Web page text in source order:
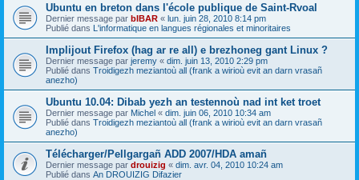
Ubuntu en breton dans l'école publique de Saint-Rvoal
Dernier message par bIBAR « lun. juin 28, 2010 8:14 pm
Publié dans L'informatique en langues régionales et minoritaires
Implijout Firefox (hag ar re all) e brezhoneg gant Linux ?
Dernier message par jeremy « dim. juin 13, 2010 2:29 pm
Publié dans Troidigezh meziantoù all (frank a wirioù evit an darn vrasañ
anezho)
Ubuntu 10.04: Dibab yezh an testennoù nad int ket troet
Dernier message par Michel « dim. juin 06, 2010 10:34 am
Publié dans Troidigezh meziantoù all (frank a wirioù evit an darn vrasañ
anezho)
Télécharger/Pellgargañ ADD 2007/HDA amañ
Dernier message par drouizig « dim. avr. 04, 2010 10:24 am
Publié dans An DROUIZIG Difazier